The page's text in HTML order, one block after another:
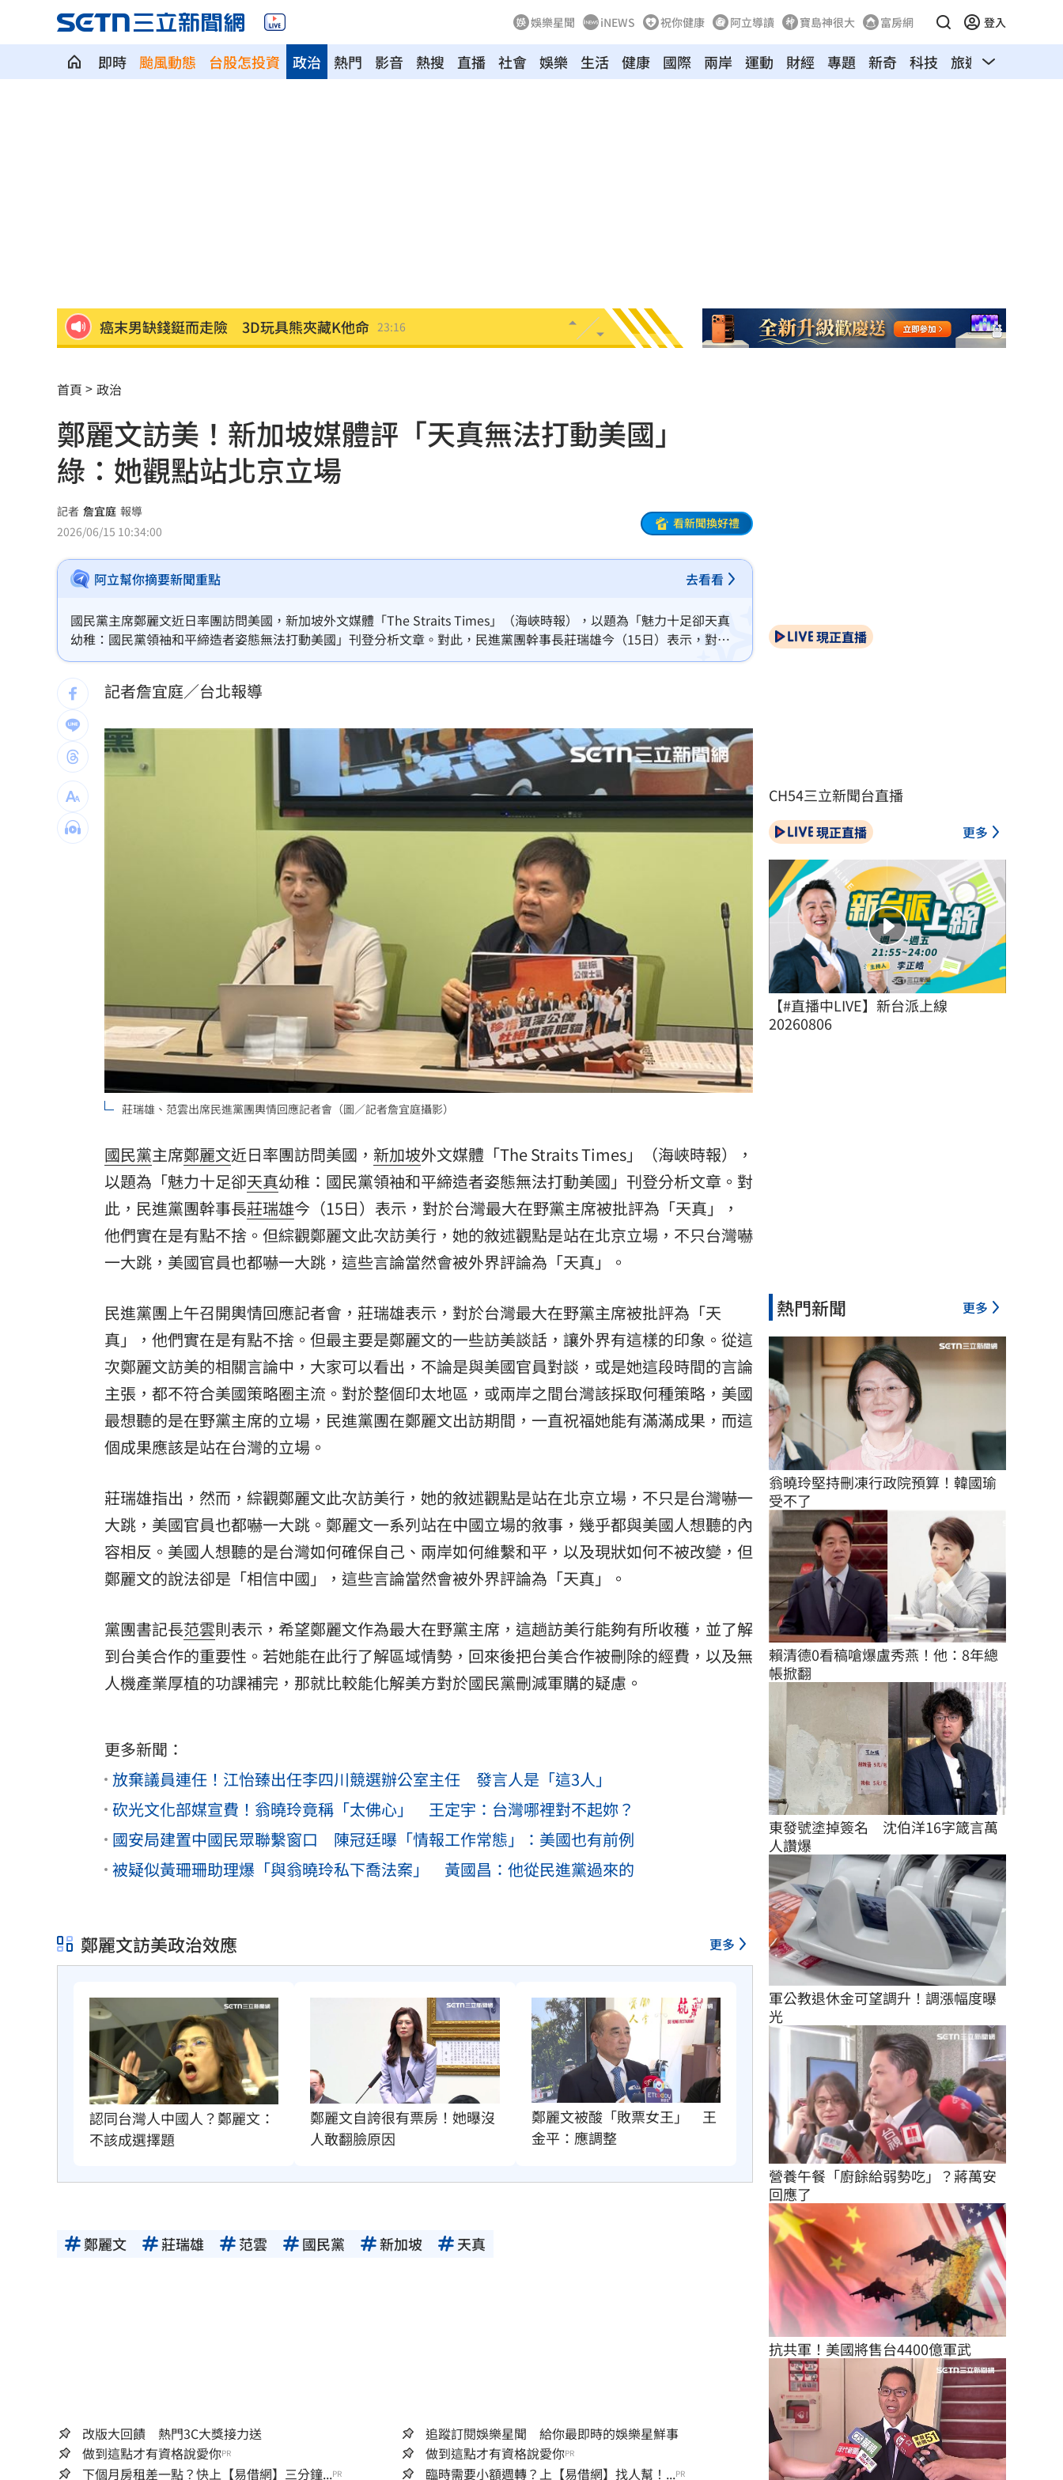
娛樂星聞 iNEWS 祝你健康 阿立導讀 寶島神很大 富房網 登入
即時 颱風動態 台股怎投資 熱門 影音 熱搜 直播
政治 社會 娛樂 生活 健康 國際 兩岸 運動 財經 專題 新奇 科技 旅遊 汽車
癌末男缺錢鋌而走險 3D玩具熊夾藏K他命 23:16
學霸牙醫槓離職員工 為3萬筆電互告慘勝
俄羅斯蝗害肆虐如末日 網驚：聖經十災 23:06
慈濟採購BNT遭詐10億 他：不聽衛福部勸
蔡英文做2件事 黃暐瀚：台東變五五波
蔣萬安危險了！《壹蘋》台北市...
「地獄酷暑」襲南韓 礦泉水曝曬恐致癌
父親節真的快樂嗎？房貸10年暴增逾400萬 22:59
富豪遭大義滅親！偷生子竟盜鄰居身份落戶
慈濟遭詐10億買疫苗！他點出更麻煩的問題 22:56
日神級甜點快閃台北！連5天「買一送一」 22:53
圖書館借書作者賺什麼？菜販作家：有錢領 22:53
逾21萬員工受惠！美銀年砸78億補助瘦瘦針 22:50
三立iNEWS新聞台線上直播 18:00
理想混蛋號召粉絲跨海追星吃美食！ 18:15
首頁 政治
鄭麗文訪美！新加坡媒體評「天真無法打動美國」
綠：她觀點站北京立場
記者 詹宜庭 報導
2026/06/15 10:34:00
看新聞換好禮
阿立幫你摘要新聞重點 去看看
國民黨主席鄭麗文近日率團訪問美國，新加坡外文媒體「The Straits Times」（海峽時報），以題為「魅力十足卻天真
幼稚：國民黨領袖和平締造者姿態無法打動美國」刊登分析文章。對此，民進黨團幹事長莊瑞雄今（15日）表示，對於
台灣最大在野黨主席被批評為「天真」，他們實在是有點不捨。但綜觀鄭麗文此次訪美行，她的敘述觀點是站在北京立
場，不只台灣嚇一大跳，美國官員也都嚇一大跳。這些言論當然會被外界評論
記者詹宜庭／台北報導
莊瑞雄、范雲出席民進黨團輿情回應記者會（圖／記者詹宜庭攝影）
國民黨主席鄭麗文近日率團訪問美國， 新加坡外文媒體「The Straits Times」（海峽時報），
以題為「魅力十足卻天真幼稚：國民黨領袖和平締造者姿態無法打動美國」刊登分析文章。對
此，民進黨團幹事長莊瑞雄今（15日）表示，對於台灣最大在野黨主席被批評為「天真」，
他們實在是有點不捨。但綜觀鄭麗文此次訪美行，她的敘述觀點是站在北京立場，不只台灣嚇
一大跳，美國官員也都嚇一大跳，這些言論當然會被外界評論為「天真」。
民進黨團上午召開輿情回應記者會，莊瑞雄表示，對於台灣最大在野黨主席被批評為「天
真」，他們實在是有點不捨。但最主要是鄭麗文的一些訪美談話，讓外界有這樣的印象。從這
次鄭麗文訪美的相關言論中，大家可以看出，不論是與美國官員對談，或是她這段時間的言論
主張，都不符合美國策略圈主流。對於整個印太地區，或兩岸之間台灣該採取何種策略，美國
最想聽的是在野黨主席的立場，民進黨團在鄭麗文出訪期間，一直祝福她能有滿滿成果，而這
個成果應該是站在台灣的立場。
莊瑞雄指出，然而，綜觀鄭麗文此次訪美行，她的敘述觀點是站在北京立場，不只是台灣嚇一
大跳，美國官員也都嚇一大跳。鄭麗文一系列站在中國立場的敘事，幾乎都與美國人想聽的內
容相反。美國人想聽的是台灣如何確保自己、兩岸如何維繫和平，以及現狀如何不被改變，但
鄭麗文的說法卻是「相信中國」，這些言論當然會被外界評論為「天真」。
黨團書記長范雲則表示，希望鄭麗文作為最大在野黨主席，這趟訪美行能夠有所收穫，並了解
到台美合作的重要性。若她能在此行了解區域情勢，回來後把台美合作被刪除的經費，以及無
人機產業厚植的功課補完，那就比較能化解美方對於國民黨刪減軍購的疑慮。
更多新聞：
放棄議員連任！江怡臻出任李四川競選辦公室主任 發言人是「這3人」
砍光文化部媒宣費！翁曉玲竟稱「太佛心」 王定宇：台灣哪裡對不起妳？
國安局建置中國民眾聯繫窗口 陳冠廷曝「情報工作常態」：美國也有前例
被疑似黃珊珊助理爆「與翁曉玲私下喬法案」 黃國昌：他從民進黨過來的
鄭麗文訪美政治效應 更多
認同台灣人中國人？鄭麗文：
不該成選擇題
鄭麗文自誇很有票房！她曝沒
人敢翻臉原因
鄭麗文被酸「敗票女王」　王
金平：應調整
鄭麗文 莊瑞雄 范雲 國民黨 新加坡 天真
改版大回饋 熱門3C大獎接力送
追蹤訂閱娛樂星聞 給你最即時的娛樂星鮮事
做到這點才有資格說愛你PR 做到這點才有資格說愛你PR
下個月房租差一點？快上【易借網】三分鐘...PR 臨時需要小額週轉？上【易借網】找人幫！...PR
現正直播
CH54三立新聞台直播
現正直播 更多
【#直播中LIVE】新台派上線
20260806
熱門新聞 更多
翁曉玲堅持刪凍行政院預算！韓國瑜
受不了
賴清德0看稿嗆爆盧秀燕！他：8年總
帳掀翻
東發號塗掉簽名　沈伯洋16字箴言萬
人讚爆
軍公教退休金可望調升！調漲幅度曝
光
營養午餐「廚餘給弱勢吃」？蔣萬安
回應了
抗共軍！美國將售台4400億軍武